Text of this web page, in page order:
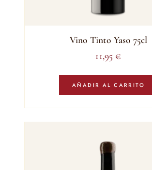
Vino Tinto Yaso 75cl
11,95 €
AÑADIR AL CARRITO